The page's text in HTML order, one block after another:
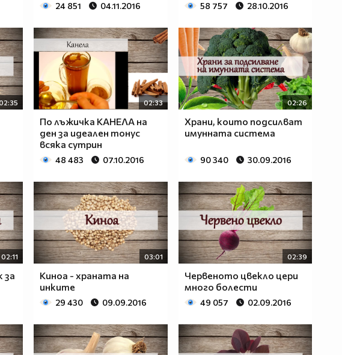
24 851 04.11.2016 58 757 28.10.2016
02:33
По лъжичка КАНЕЛА на
ден за идеален тонус
всяка сутрин
48 483 07.10.2016
02:26
Храни, които подсилват
имунната система
90 340 30.09.2016
02:11
за
03:01
Киноа - храната на
инките
29 430 09.09.2016
02:39
Червеното цвекло цери
много болести
49 057 02.09.2016